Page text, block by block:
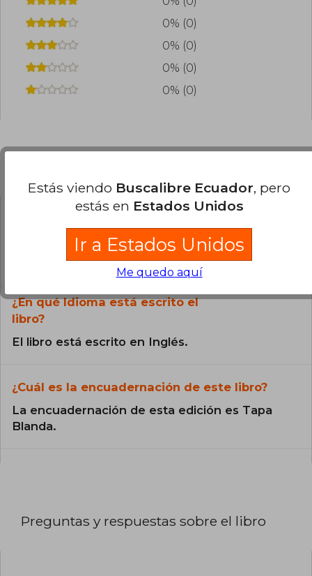
0% (0)
0% (0)
0% (0)
0% (0)
¿El libro es original?
Todos los libros de nuestro
catálogo son Originales.
¿En qué Idioma está escrito el
libro?
El libro está escrito en Inglés.
¿Cuál es la encuadernación de este libro?
La encuadernación de esta edición es Tapa
Blanda.
Preguntas y respuestas sobre el libro
Estás viendo Buscalibre Ecuador, pero
estás en Estados Unidos
Ir a Estados Unidos
Me quedo aquí